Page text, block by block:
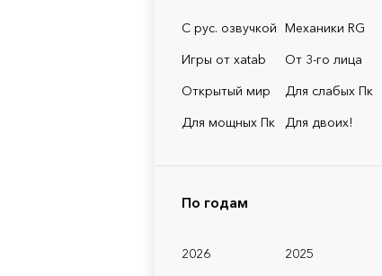
С рус. озвучкой Механики RG
Игры от xatab
От 3-го лица
Открытый мир
Для слабых Пк
Для мощных Пк
Для двоих!
По годам
2026
2025